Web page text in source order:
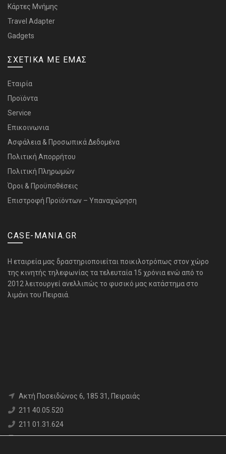
Κάρτες Μνήμης
Travel Adapter
Gadgets
ΣΧΕΤΙΚΑ ΜΕ ΕΜΑΣ
Εταιρία
Προϊόντα
Service
Επικοινωνια
Ασφάλεια & Προσωπικά Δεδομένα
Πολιτική Απορρήτου
Πολιτική Πληρωμών
Όροι & Προϋποθέσεις
Επιστροφή Προϊόντων – Υπαναχώρηση
CASE-MANIA.GR
H εταιρεία μας δραστηριοποιείται ποικιλοτρόπως στον χώρο
της κινητής τηλεφωνίας τα τελευταία 15 χρόνια ενώ από το
2012 λειτουργεί ανελλιπώς το φυσικό μας κατάστημα στο
λιμάνι του Πειραιά.
Aκτή Ποσειδώνος 6, 185 31, Πειραιάς
211 40.05.520
211 01.31.624
6980 71.17.12